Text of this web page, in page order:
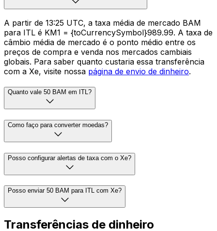
A partir de 13:25 UTC, a taxa média de mercado BAM
para ITL é KM1 = {toCurrencySymbol}989.99. A taxa de
câmbio média de mercado é o ponto médio entre os
preços de compra e venda nos mercados cambiais
globais. Para saber quanto custaria essa transferência
com a Xe, visite nossa página de envio de dinheiro.
Quanto vale 50 BAM em ITL?
Como faço para converter moedas?
Posso configurar alertas de taxa com o Xe?
Posso enviar 50 BAM para ITL com Xe?
Transferências de dinheiro